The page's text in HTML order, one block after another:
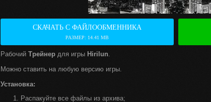
СКАЧАТЬ С ФАЙЛООБМЕННИКА
РАЗМЕР: 14.41 MB
Рабочий Трейнер для игры Hirilun.
Можно ставить на любую версию игры.
Установка:
Распакуйте все файлы из архива;